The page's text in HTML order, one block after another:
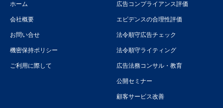
ホーム
会社概要
お問い合せ
機密保持ポリシー
ご利用に際して
広告コンプライアンス評価
エビデンスの合理性評価
法令順守広告チェック
法令順守ライティング
広告法務コンサル・教育
公開セミナー
顧客サービス改善